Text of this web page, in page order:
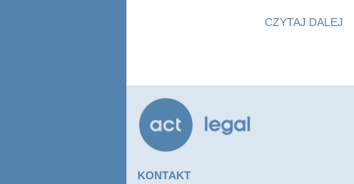
CZYTAJ DALEJ
KONTAKT